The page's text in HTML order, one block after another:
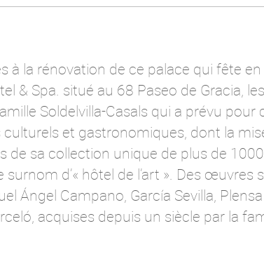
à la rénovation de ce palace qui fête
& Spa. situé au 68 Paseo de Gracia,
Soldelvilla-Casals qui a prévu pour
culturels et gastronomiques, dont la
de sa collection unique de plus de
d’« hôtel de l’art ». Des œuvres
Ángel Campano, García Sevilla,
acquises depuis un siècle par la